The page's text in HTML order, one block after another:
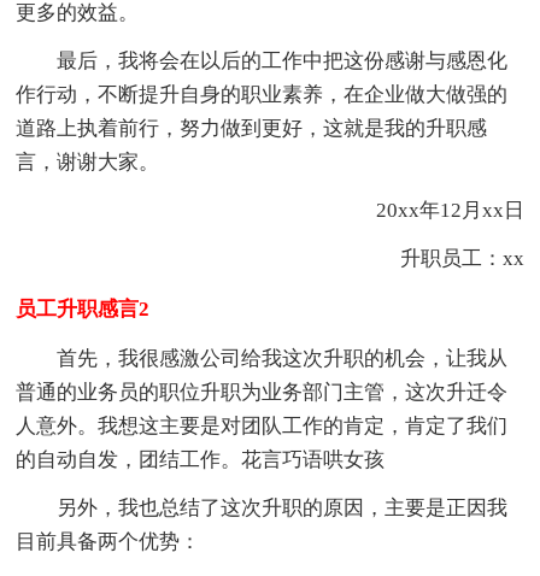
更多的效益。
最后，我将会在以后的工作中把这份感谢与感恩化
作行动，不断提升自身的职业素养，在企业做大做强的
道路上执着前行，努力做到更好，这就是我的升职感
言，谢谢大家。
20xx年12月xx日
升职员工：xx
员工升职感言2
首先，我很感激公司给我这次升职的机会，让我从
普通的业务员的职位升职为业务部门主管，这次升迁令
人意外。我想这主要是对团队工作的肯定，肯定了我们
的自动自发，团结工作。花言巧语哄女孩
另外，我也总结了这次升职的原因，主要是正因我
目前具备两个优势：